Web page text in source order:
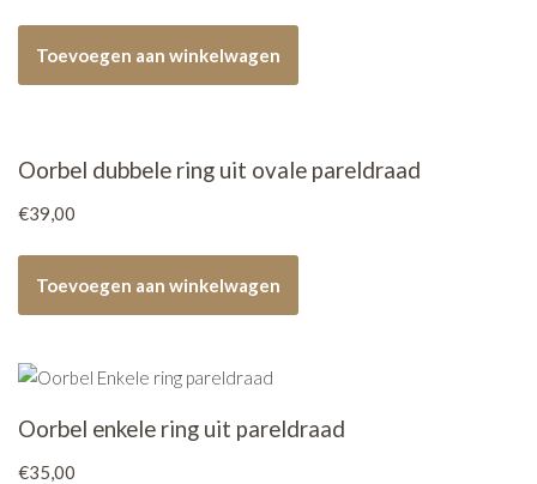
Toevoegen aan winkelwagen
Oorbel dubbele ring uit ovale pareldraad
€39,00
Toevoegen aan winkelwagen
Oorbel enkele ring uit pareldraad
€35,00